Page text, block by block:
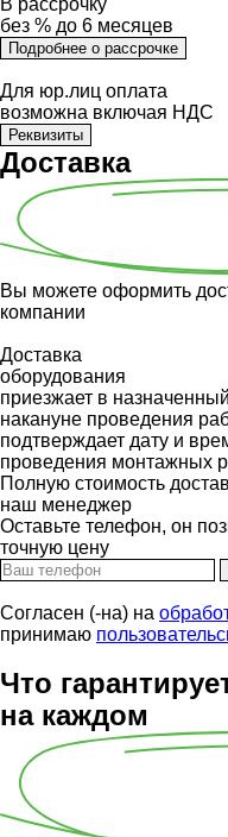
В рассрочку
без % до 6 месяцев
Подробнее о рассрочке
Для юр.лиц оплата
возможна включая НДС
Реквизиты
Доставка
Вы можете оформить
компании
Доставка
оборудования
приезжает в
накануне проведения
подтверждает дату и
проведения монтажных
Полную стоимость
наш менеджер
Оставьте телефон, он
точную цену
Согласен (-на) на
принимаю
Что
на каждом